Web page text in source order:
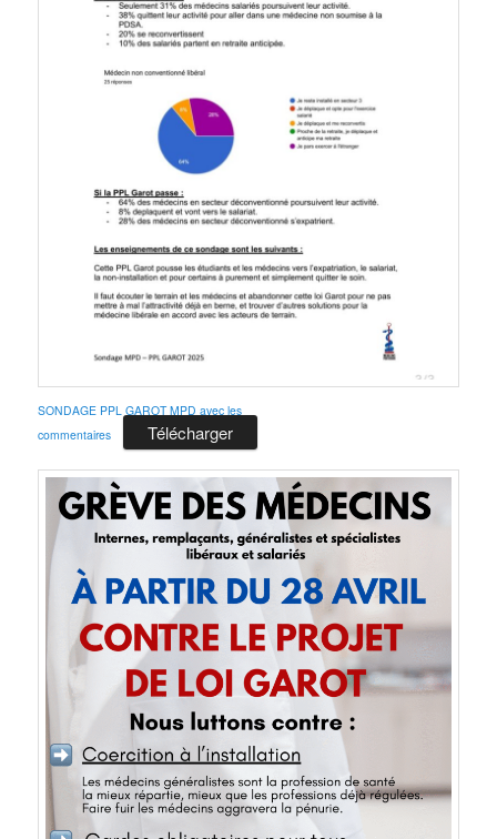
SONDAGE PPL GAROT MPD avec les
commentaires
Télécharger